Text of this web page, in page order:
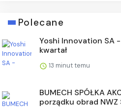
Polecane
Yoshi Innovation SA
kwartał
13 minut temu
BUMECH SPÓŁKA
porządku obrad NWZ